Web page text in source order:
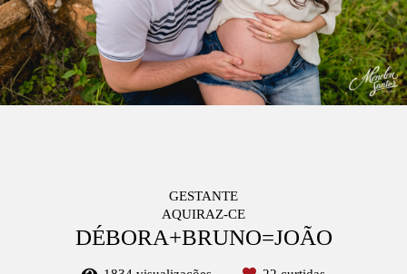
GESTANTE
AQUIRAZ-CE
DÉBORA+BRUNO=JOÃO